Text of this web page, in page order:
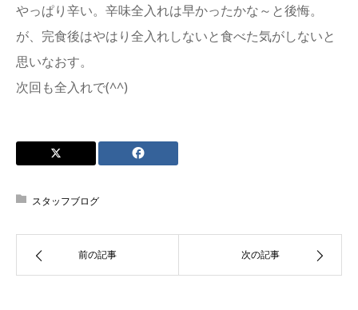
やっぱり辛い。辛味全入れは早かったかな～と後悔。
が、完食後はやはり全入れしないと食べた気がしないと
思いなおす。
次回も全入れで(^^)
スタッフブログ
前の記事 次の記事